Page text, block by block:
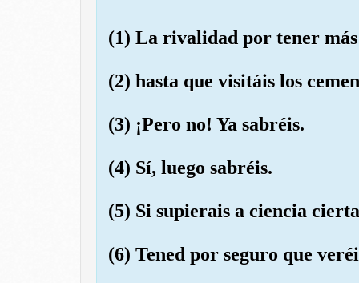
(1) La rivalidad por tener más
(2) hasta que visitáis los
(3) ¡Pero no! Ya sabréis.
(4) Sí, luego sabréis.
(5) Si supierais a ciencia
(6) Tened por seguro que